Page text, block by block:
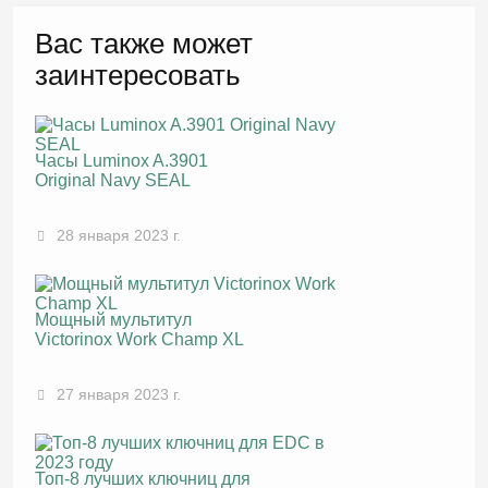
Вас также может
заинтересовать
Часы Luminox A.3901
Original Navy SEAL
28 января 2023 г.
Мощный мультитул
Victorinox Work Champ XL
27 января 2023 г.
Топ-8 лучших ключниц для